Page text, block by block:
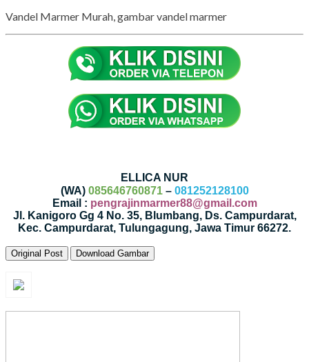
Vandel Marmer Murah, gambar vandel marmer
ELLICA NUR
(WA) 085646760871– 081252128100
Email : pengrajinmarmer88@gmail.com
Jl. Kanigoro Gg 4 No. 35, Blumbang, Ds. Campurdarat,
Kec. Campurdarat, Tulungagung, Jawa Timur 66272.
Original Post Download Gambar